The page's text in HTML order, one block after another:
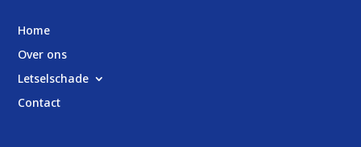
Home
Over ons
Letselschade
Contact